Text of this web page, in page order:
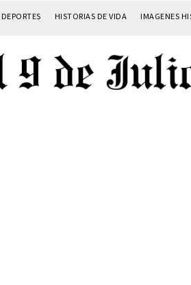
DEPORTES HISTORIAS DE VIDA IMAGENES